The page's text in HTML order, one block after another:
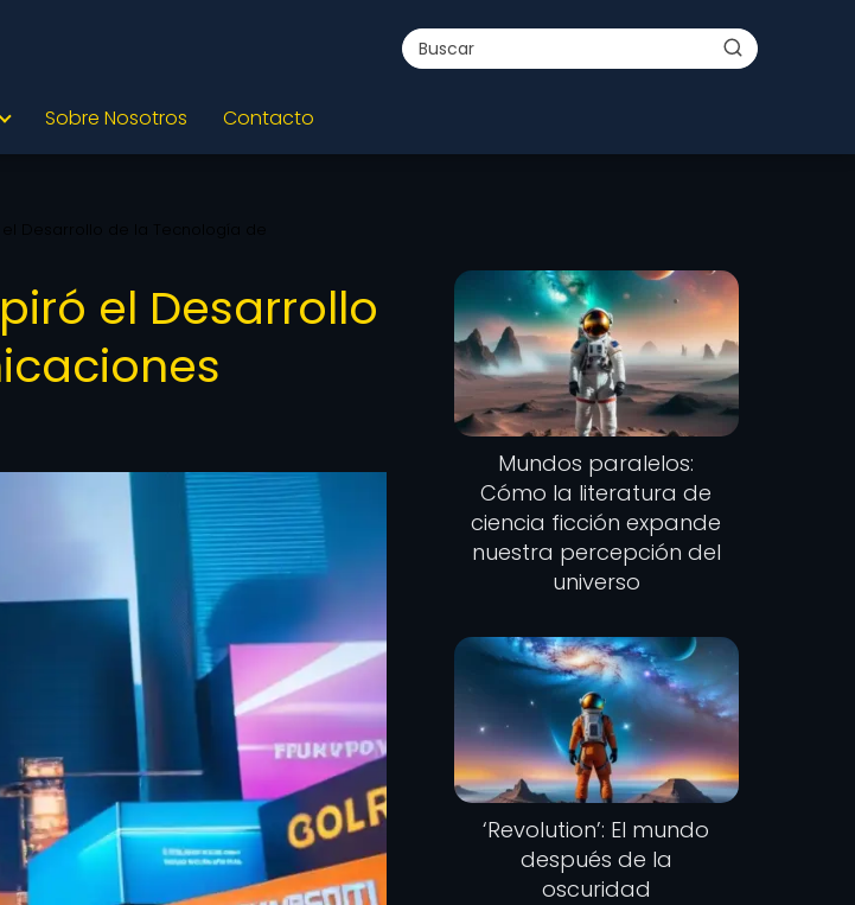
Sobre Nosotros Contacto
el Desarrollo
Mundos paralelos:
Cómo la literatura de
ciencia ficción expande
nuestra percepción del
universo
‘Revolution’: El mundo
después de la
oscuridad